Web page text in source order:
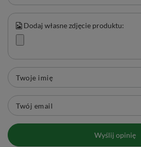
Dodaj własne zdjęcie produktu:
Twoje imię
Twój email
Wyślij opinię